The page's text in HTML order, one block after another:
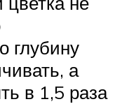
глубину
а
в 1,5 раза